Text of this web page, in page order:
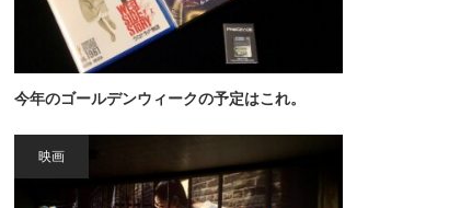
今年のゴールデンウィークの予定はこれ。
映画